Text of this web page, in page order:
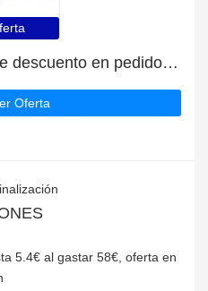
Oferta Zapatos | 5.4€ de descuento en pedidos superiores a 58€
Oferta
5.4€ al gastar 58€, oferta en